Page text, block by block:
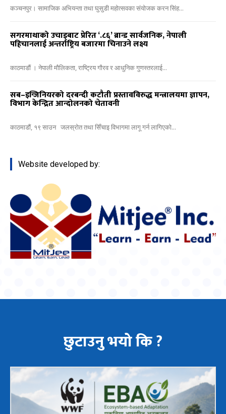
कञ्चनपुर। सामाजिक अभियन्ता तथा घुसुडी महोत्सवका संयोजक करन सिंह...
सगरमाथाको उचाइबाट प्रेरित ‘.८६’ ब्रान्ड सार्वजनिक, नेपाली
पहिचानलाई अन्तर्राष्ट्रिय बजारमा चिनाउने लक्ष्य
काठमाडौं । नेपाली मौलिकता, राष्ट्रिय गौरव र आधुनिक गुणस्तरलाई...
सब–इन्जिनियरको दरबन्दी कटौती प्रस्तावविरुद्ध मन्त्रालयमा ज्ञापन,
विभाग केन्द्रित आन्दोलनको चेतावनी
काठमाडौं, १९ साउन जलस्रोत तथा सिँचाइ विभागमा लागू गर्न लागिएको...
Website developed by:
छुटाउनु भयो कि ?